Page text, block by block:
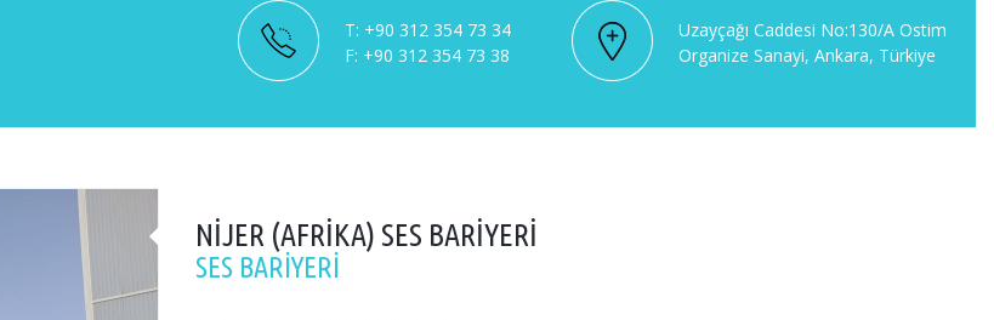
T: +90 312 354 73 34
F: +90 312 354 73 38
Uzayçağı Caddesi No:130/A Ostim
Organize Sanayi, Ankara, Türkiye
NİJER (AFRİKA) SES BARİYERİ
SES BARİYERİ